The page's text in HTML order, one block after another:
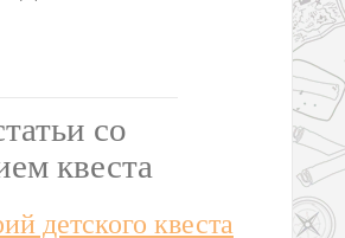
со
квеста
детского квеста